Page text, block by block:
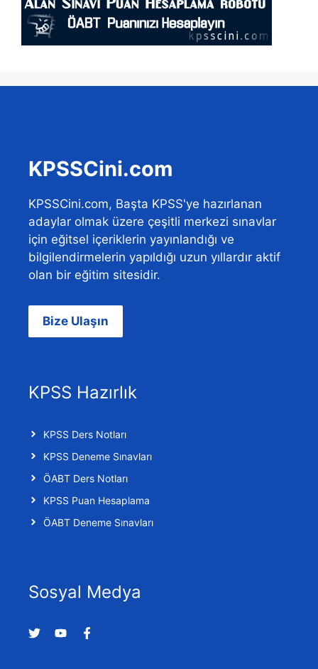
KPSSCini.com
KPSSCini.com, Başta KPSS'ye hazırlanan
adaylar olmak üzere çeşitli merkezi sınavlar
için eğitsel içeriklerin yayınlandığı ve
bilgilendirmelerin yapıldığı uzun yıllardır aktif
olan bir eğitim sitesidir.
Bize Ulaşın
KPSS Hazırlık
KPSS Ders Notları
KPSS Deneme Sınavları
ÖABT Ders Notları
KPSS Puan Hesaplama
ÖABT Deneme Sınavları
Sosyal Medya